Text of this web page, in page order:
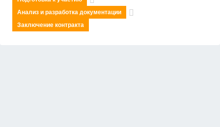
Анализ и разработка документации
Заключение контракта